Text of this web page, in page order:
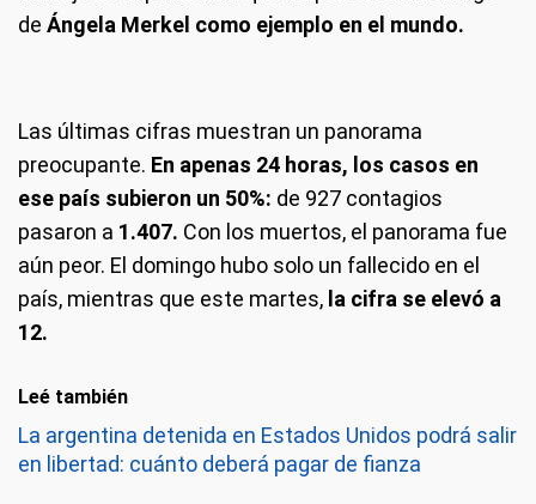
de Ángela Merkel como ejemplo en el mundo.
Las últimas cifras muestran un panorama
preocupante. En apenas 24 horas, los casos en
ese país subieron un 50%: de 927 contagios
pasaron a 1.407. Con los muertos, el panorama fue
aún peor. El domingo hubo solo un fallecido en el
país, mientras que este martes, la cifra se elevó a
12.
Leé también
La argentina detenida en Estados Unidos podrá salir
en libertad: cuánto deberá pagar de fianza